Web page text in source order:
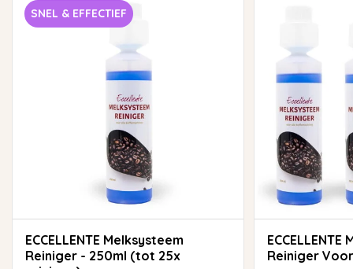
SNEL & EFFECTIEF
ECCELLENTE Melksysteem
Reiniger - 250ml (tot 25x
ECCELLENTE Melksysteem
Reiniger